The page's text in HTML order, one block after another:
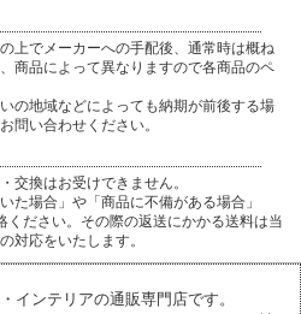
上でメーカーへの手配後、通常時は概ね
商品によって異なりますので各商品のペ
の地域などによっても納期が前後する場
問い合わせください。
交換はお受けできません。
た場合」や「商品に不備がある場合」
ださい。その際の返送にかかる送料は当
対応をいたします。
インテリアの通販専門店です。